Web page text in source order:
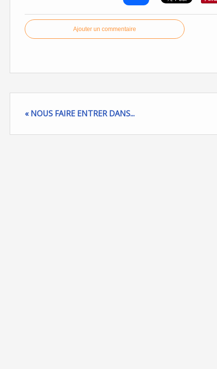
Ajouter un commentaire
« NOUS FAIRE ENTRER DANS...